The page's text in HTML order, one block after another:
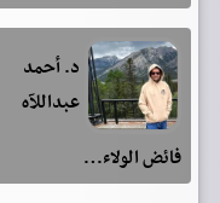
د. أحمد
عبداللآه
فائض الولاء…